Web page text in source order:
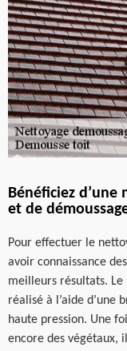
Bénéficiez
et de
Pour effectuer le
avoir connaissance
meilleurs résultats. Le
réalisé à l’aide d’une
haute pression. Une
encore des végétaux,